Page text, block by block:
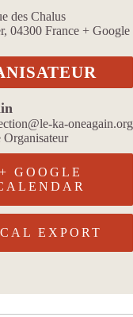
des Chalus
, 04300 France + Google
ka-oneagain.org
+ GOOGLE
EXPORT